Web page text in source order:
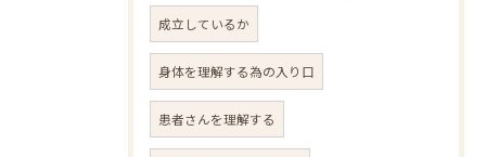
成立しているか
身体を理解する為の入り口
患者さんを理解する